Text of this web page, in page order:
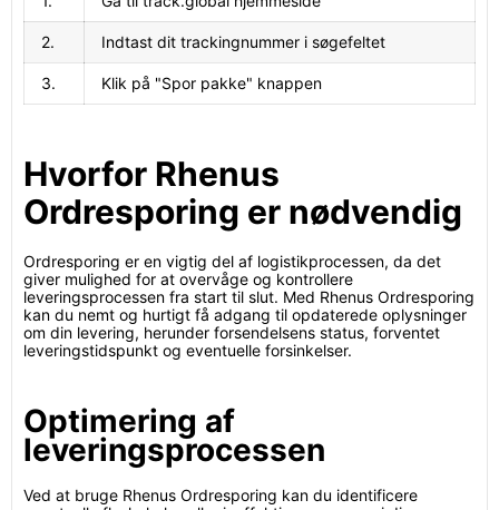
2. Indtast dit trackingnummer i søgefeltet
3. Klik på "Spor pakke" knappen
Hvorfor Rhenus
Ordresporing er nødvendig
Ordresporing er en vigtig del af logistikprocessen, da det
giver mulighed for at overvåge og kontrollere
leveringsprocessen fra start til slut. Med Rhenus Ordresporing
kan du nemt og hurtigt få adgang til opdaterede oplysninger
om din levering, herunder forsendelsens status, forventet
leveringstidspunkt og eventuelle forsinkelser.
Optimering af
leveringsprocessen
Ved at bruge Rhenus Ordresporing kan du identificere